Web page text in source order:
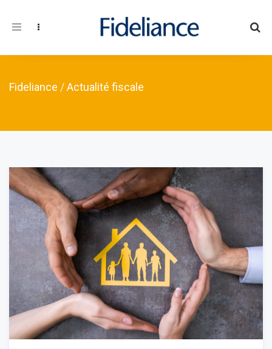
Toggle navigation
Fideliance /Actualité fiscale